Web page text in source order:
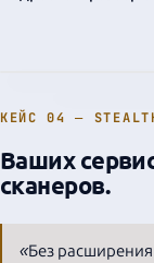
КЕЙС 04 —
Ваших
сканеров.
«Без